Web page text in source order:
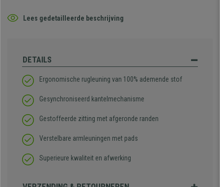
Lees gedetailleerde beschrijving
DETAILS
Ergonomische rugleuning van 100% ademende stof
Gesynchroniseerd kantelmechanisme
Gestoffeerde zitting met afgeronde randen
Verstelbare armleuningen met pads
Superieure kwaliteit en afwerking